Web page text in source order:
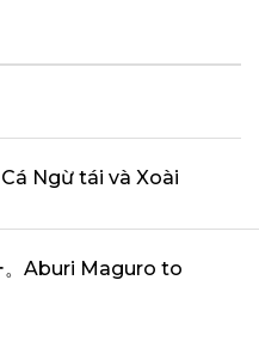
Ngừ tái và Xoài
。Aburi Maguro to